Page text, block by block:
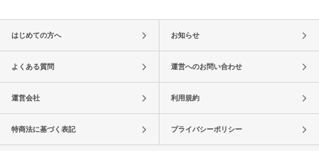
はじめての方へ お知らせ
よくある質問 運営へのお問い合わせ
運営会社 利用規約
特商法に基づく表記 プライバシーポリシー